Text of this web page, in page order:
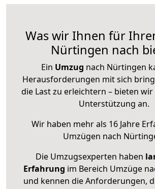
Was wir Ihnen für
Nürtingen nach
Ein Umzug nach Nürtingen
Herausforderungen mit sich
die Last zu erleichtern – bieten
Unterstützung an.
Wir haben mehr als 16 Jahre
Umzügen nach
Die Umzugsexperten haben
Erfahrung im Bereich Umzüge
und kennen die Anforderungen,